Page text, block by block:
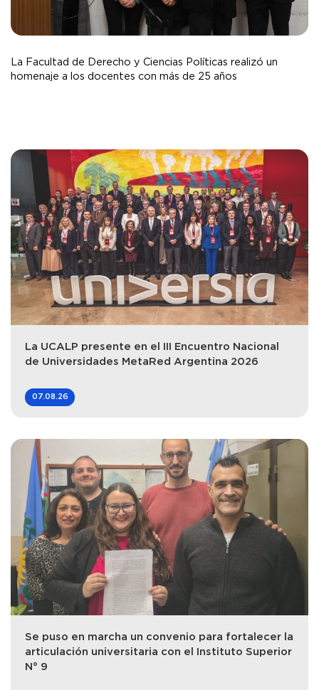
La Facultad de Derecho y Ciencias Políticas realizó un
homenaje a los docentes con más de 25 años
La UCALP presente en el III Encuentro Nacional
de Universidades MetaRed Argentina 2026
07.08.26
Se puso en marcha un convenio para fortalecer la
articulación universitaria con el Instituto Superior
N° 9